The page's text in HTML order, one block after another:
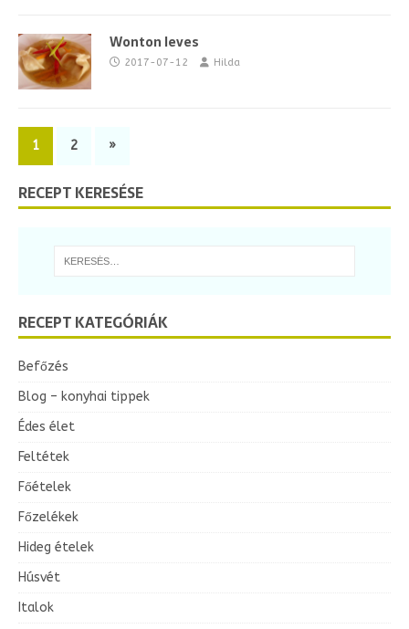
Wonton leves
2017-07-12 Hilda
1 2 »
RECEPT KERESÉSE
RECEPT KATEGÓRIÁK
Befőzés
Blog – konyhai tippek
Édes élet
Feltétek
Főételek
Főzelékek
Hideg ételek
Húsvét
Italok